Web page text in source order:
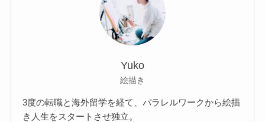
Yuko
絵描き
3度の転職と海外留学を経て、パラレルワークから絵描
き人生をスタートさせ独立。